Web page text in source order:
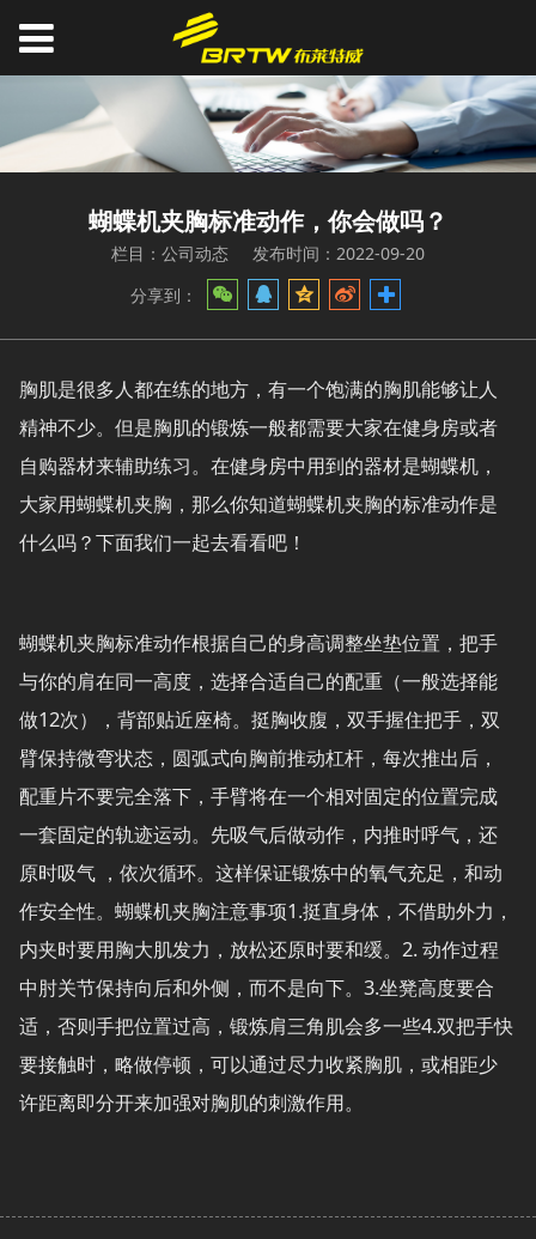
蝴蝶机夹胸标准动作，你会做吗？
栏目：公司动态
发布时间：2022-09-20
分享到：
胸肌是很多人都在练的地方，有一个饱满的胸肌能够让人
精神不少。但是胸肌的锻炼一般都需要大家在健身房或者
自购器材来辅助练习。在健身房中用到的器材是蝴蝶机，
大家用蝴蝶机夹胸，那么你知道蝴蝶机夹胸的标准动作是
什么吗？下面我们一起去看看吧！
蝴蝶机夹胸标准动作根据自己的身高调整坐垫位置，把手
与你的肩在同一高度，选择合适自己的配重（一般选择能
做12次），背部贴近座椅。挺胸收腹，双手握住把手，双
臂保持微弯状态，圆弧式向胸前推动杠杆，每次推出后，
配重片不要完全落下，手臂将在一个相对固定的位置完成
一套固定的轨迹运动。先吸气后做动作，内推时呼气，还
原时吸气 ，依次循环。这样保证锻炼中的氧气充足，和动
作安全性。蝴蝶机夹胸注意事项1.挺直身体，不借助外力，
内夹时要用胸大肌发力，放松还原时要和缓。2. 动作过程
中肘关节保持向后和外侧，而不是向下。3.坐凳高度要合
适，否则手把位置过高，锻炼肩三角肌会多一些4.双把手快
要接触时，略做停顿，可以通过尽力收紧胸肌，或相距少
许距离即分开来加强对胸肌的刺激作用。